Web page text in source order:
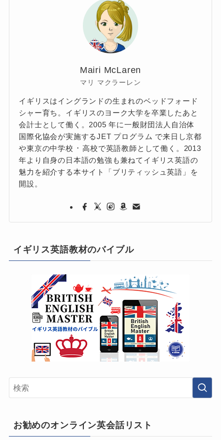
Mairi McLaren
マリ マクラーレン
イギリスはイングランドの生まれのベッドフォード
シャー育ち。イギリスのヨーク大学を卒業したあと
会計士として働く。2005 年に一般財団法人自治体
国際化協会が実施するJET プログラム で来日し京都
や東京の中学校 ･ 高校で英語教師として働く。2013
年より自身の日本語の勉強も兼ねてイギリス英語の
魅力を紹介する本サイト「ブリティッシュ英語」を
開設。
イギリス英語教材のバイブル
お勧めのオンライン英会話リスト